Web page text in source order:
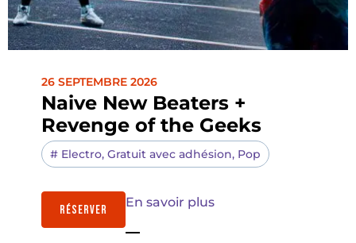
26 SEPTEMBRE 2026
Naive New Beaters +
Revenge of the Geeks
# Electro, Gratuit avec adhésion, Pop
RÉSERVER En savoir plus